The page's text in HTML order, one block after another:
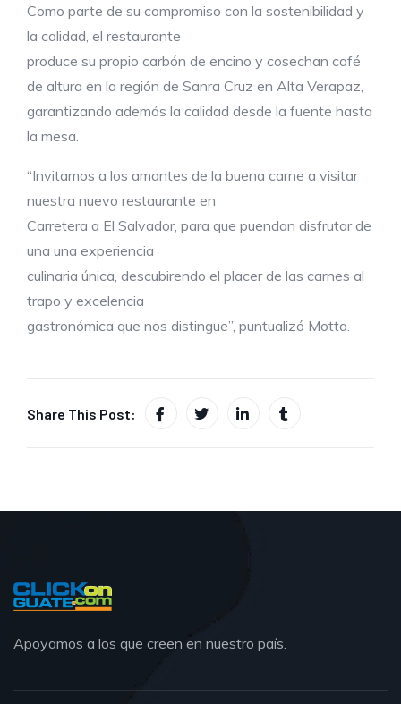
Como parte de su compromiso con la sostenibilidad y
la calidad, el restaurante
produce su propio carbón de encino y cosechan café
de altura en la región de Sanra Cruz en Alta Verapaz,
garantizando además la calidad desde la fuente hasta
la mesa.
“Invitamos a los amantes de la buena carne a visitar
nuestra nuevo restaurante en
Carretera a El Salvador, para que puendan disfrutar de
una una experiencia
culinaria única, descubirendo el placer de las carnes al
trapo y excelencia
gastronómica que nos distingue”, puntualizó Motta.
Share This Post:
Apoyamos a los que creen en nuestro país.